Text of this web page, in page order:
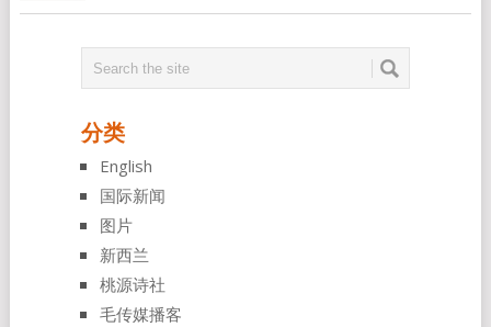
分类
English
国际新闻
图片
新西兰
桃源诗社
毛传媒播客